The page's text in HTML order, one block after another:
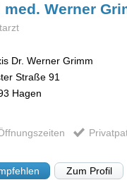
med. Werner
Dr. Werner Grimm
Straße 91
Hagen
Zum Profil